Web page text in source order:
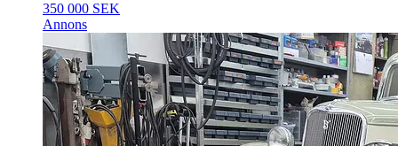
350 000 SEK
Annons